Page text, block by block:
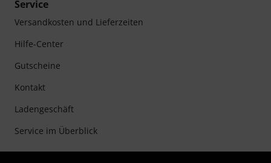
Service
Versandkosten und Lieferzeiten
Hilfe-Center
Gutscheine
Kontakt
Ladengeschäft
Service im Überblick